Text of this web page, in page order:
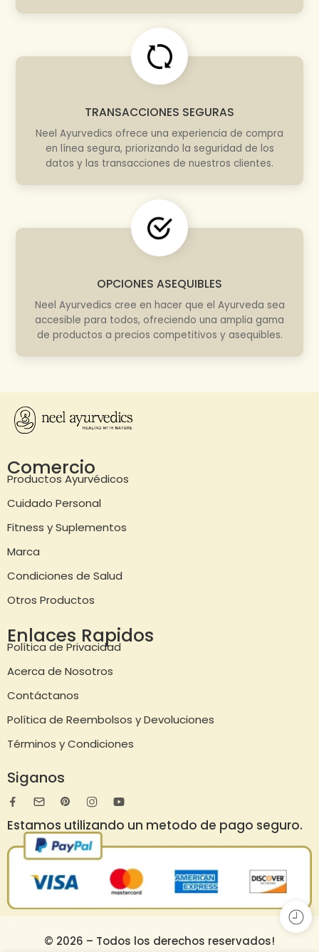
TRANSACCIONES SEGURAS
Neel Ayurvedics ofrece una experiencia de compra
en línea segura, priorizando la seguridad de los
datos y las transacciones de nuestros clientes.
OPCIONES ASEQUIBLES
Neel Ayurvedics cree en hacer que el Ayurveda sea
accesible para todos, ofreciendo una amplia gama
de productos a precios competitivos y asequibles.
Comercio
Productos Ayurvédicos
Cuidado Personal
Fitness y Suplementos
Marca
Condiciones de Salud
Otros Productos
Enlaces Rapidos
Política de Privacidad
Acerca de Nosotros
Contáctanos
Política de Reembolsos y Devoluciones
Términos y Condiciones
Siganos
Estamos utilizando un metodo de pago seguro.
© 2026 – Todos los derechos reservados!